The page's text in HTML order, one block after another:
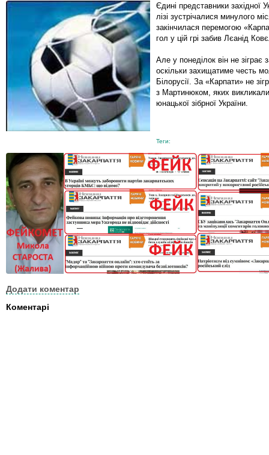
Єдині представники західної
лізі зустрічалися минулого
закінчилася перемогою
гол у цій грі забив Лєанід
Але у понеділок він не зіграє
оскільки захищатиме честь
Білорусії. За «Карпати» не
з Мартинюком, яких
юнацької зібрної України.
Теги:
Додати коментар
Коментарі